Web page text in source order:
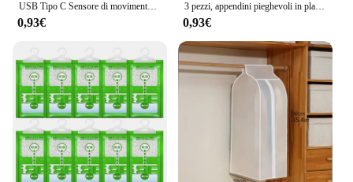
USB Tipo C Sensore di movimento ricaricabile Barra LED Luce notturna a induzione portatile per cucina Comodino Guardaroba Armadio Corridoio
0,93€
3 pezzi, appendini pieghevoli in plastica a 9 fori, appendiabiti salvaspazio per impieghi gravosi, per camera, armadio, armadio, casa e Dor
0,93€